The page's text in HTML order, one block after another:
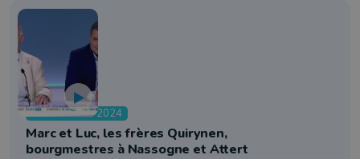
Communales 2024
Marc et Luc, les frères Quirynen,
bourgmestres à Nassogne et Attert